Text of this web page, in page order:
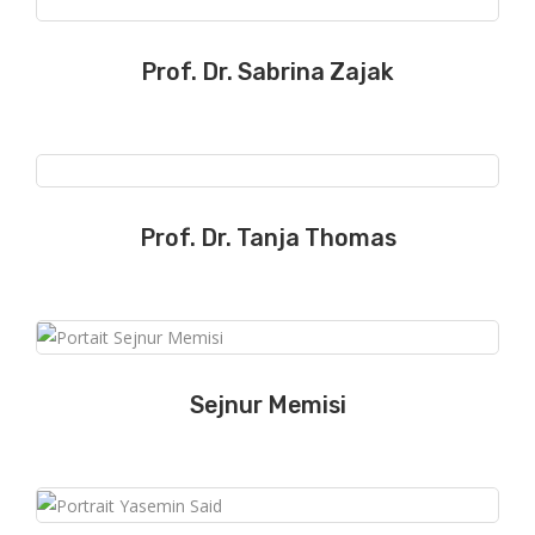
Prof. Dr. Sabrina Zajak
Prof. Dr. Tanja Thomas
Sejnur Memisi